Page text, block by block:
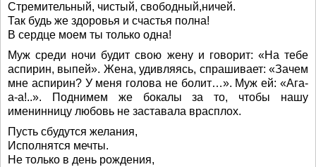
Стремительный, чистый, свободный,ничей.
Так будь же здоровья и счастья полна!
В сердце моем ты только одна!
Муж среди ночи будит свою жену и говорит: «На тебе
аспирин, выпей». Жена, удивляясь, спрашивает: «Зачем
мне аспирин? У меня голова не болит…». Муж ей: «Ага-
а-а!..». Поднимем же бокалы за то, чтобы нашу
именинницу любовь не заставала врасплох.
Пусть сбудутся желания,
Исполнятся мечты.
Не только в день рождения,